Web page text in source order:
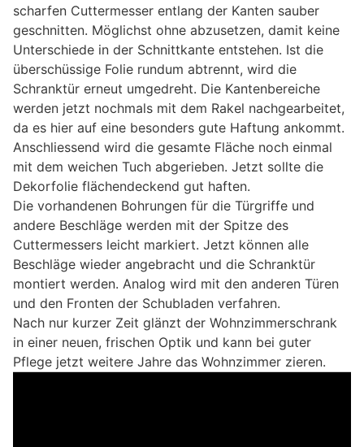
scharfen Cuttermesser entlang der Kanten sauber
geschnitten. Möglichst ohne abzusetzen, damit keine
Unterschiede in der Schnittkante entstehen. Ist die
überschüssige Folie rundum abtrennt, wird die
Schranktür erneut umgedreht. Die Kantenbereiche
werden jetzt nochmals mit dem Rakel nachgearbeitet,
da es hier auf eine besonders gute Haftung ankommt.
Anschliessend wird die gesamte Fläche noch einmal
mit dem weichen Tuch abgerieben. Jetzt sollte die
Dekorfolie flächendeckend gut haften.
Die vorhandenen Bohrungen für die Türgriffe und
andere Beschläge werden mit der Spitze des
Cuttermessers leicht markiert. Jetzt können alle
Beschläge wieder angebracht und die Schranktür
montiert werden. Analog wird mit den anderen Türen
und den Fronten der Schubladen verfahren.
Nach nur kurzer Zeit glänzt der Wohnzimmerschrank
in einer neuen, frischen Optik und kann bei guter
Pflege jetzt weitere Jahre das Wohnzimmer zieren.